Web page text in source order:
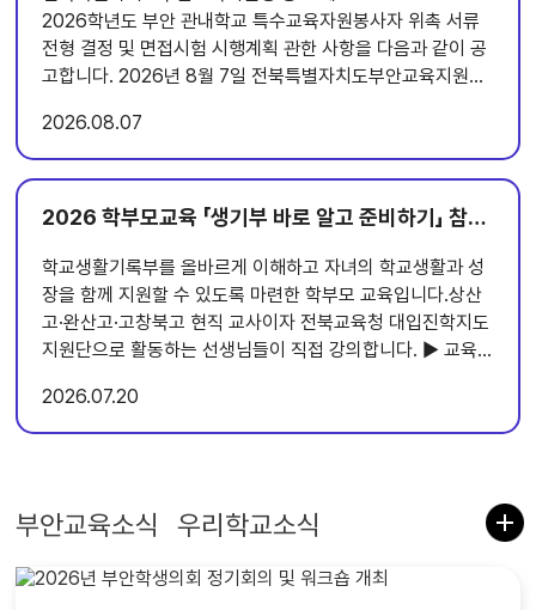
2026학년도 부안 관내학교 특수교육자원봉사자 위촉 서류
전형 결정 및 면접시험 시행계획 관한 사항을 다음과 같이 공
고합니다. 2026년 8월 7일 전북특별자치도부안교육지원청
용분야 응시번호 특수교육자원봉사자 2026-1-낭주중 2
면접시험 시행계획 가. 일시 및 장소 채용분야 면접시험 일
시 면접장소 면접대기실 비고 특수교육자원봉사자 2026. 8.
10.(월) 14:00 ~ 2층 소회의실 2층 중회의실 응시자는
원 다. 면접일정 채용분야 시간 내용 장소 특수교육자원봉사
자 13:40 ~ 13:50 응시자 등록 2층 중회의실 13:50 ~
14:00 면접시험 안내 및 대기 14:00 ~ 면접시험 실시 2층
소회의실 3. 최종합격자 발표 가. 일시: 2026. 8. 11.(화)
개별 통지(휴대전화 또는 자택전화로 연락) 4. 응시자 유의
사항 가. 시험당일 주민등록증(또는 본인임을 증명할 수 있는
접시험 시작시간까지 등록하지 않으면 면접시험 응시 불가
나. 코로나19 및 독감 등 감염예방을 위해 유증상자는 마스크
착용 협조부탁드립니다. 다. 기타 자세한 사항은 부안교육지
2026 08.07
2026 학부모교육 「생기부 바로 알고 준비하기」 참가자 모집
학교생활기록부를 올바르게 이해하고 자녀의 학교생활과 성
장을 함께 지원할 수 있도록 마련한 학부모 교육입니다.상산
고·완산고·고창북고 현직 교사이자 전북교육청 대입진학지도
지원단으로 활동하는 선생님들이 직접 강의합니다. ▶ 교육
모※ 지역별 교육일 및 담당 교사가 다르므로 자세한 일정은
홈페이지에서 확인해 주세요. ▶ 1차 모집신청기간: 7.15.(화)
창 ▶ 3차 모집신청기간: 8.20.(목) ~ 9.1.(화)지역: 김제 · 진
안 · 무주 · 정읍 · 완주 ※ 현재 홈페이지에는 1차 모집만 게시
되어 있으며, 2·3차 모집은 일정에 맞춰 순차적으로 오픈될
2026 07.20
부안교육소식 우리학교소식